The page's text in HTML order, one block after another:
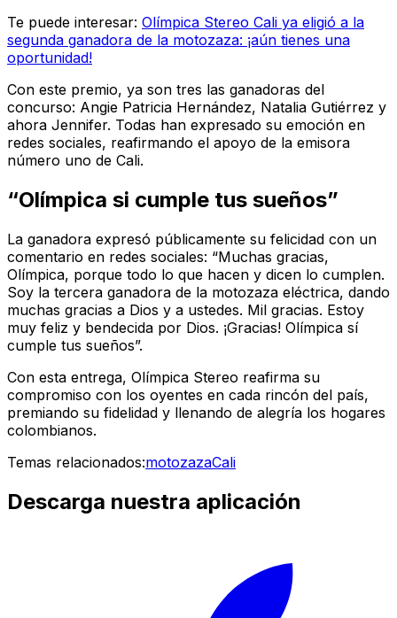
Te puede interesar: Olímpica Stereo Cali ya eligió a la
segunda ganadora de la motozaza: ¡aún tienes una
oportunidad!
Con este premio, ya son tres las ganadoras del
concurso: Angie Patricia Hernández, Natalia Gutiérrez y
ahora Jennifer. Todas han expresado su emoción en
redes sociales, reafirmando el apoyo de la emisora
número uno de Cali.
“Olímpica si cumple tus sueños”
La ganadora expresó públicamente su felicidad con un
comentario en redes sociales: “Muchas gracias,
Olímpica, porque todo lo que hacen y dicen lo cumplen.
Soy la tercera ganadora de la motozaza eléctrica, dando
muchas gracias a Dios y a ustedes. Mil gracias. Estoy
muy feliz y bendecida por Dios. ¡Gracias! Olímpica sí
cumple tus sueños”.
Con esta entrega, Olímpica Stereo reafirma su
compromiso con los oyentes en cada rincón del país,
premiando su fidelidad y llenando de alegría los hogares
colombianos.
Temas relacionados:motozazaCali
Descarga nuestra aplicación